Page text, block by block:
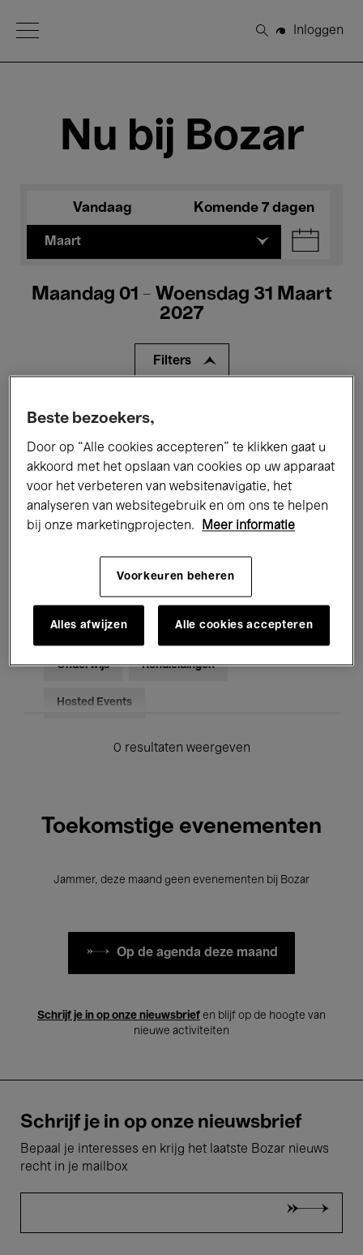
Open Menu
Zoeken
Inloggen
Nu bij Bozar
Vandaag Komende 7 dagen
Maart
Maandag 01 - Woensdag 31 Maart
2027
Filters
Alle evenementen
Tentoonstellingen Films
Performances Lezingen & Debatten
Jazz Klassieke Muziek Global Music
Voor iedereen Kids’ Palace
Onderwijs Rondleidingen
Hosted Events
0 resultaten weergeven
Toekomstige evenementen
Jammer, deze maand geen evenementen bij Bozar
Op de agenda deze maand
Schrijf je in op onze nieuwsbrief en blijf op de hoogte van
nieuwe activiteiten
Schrijf je in op onze nieuwsbrief
Bepaal je interesses en krijg het laatste Bozar nieuws
recht in je mailbox
Beste bezoekers,
Door op “Alle cookies accepteren” te klikken gaat u
akkoord met het opslaan van cookies op uw apparaat
voor het verbeteren van websitenavigatie, het
analyseren van websitegebruik en om ons te helpen
bij onze marketingprojecten.
Meer informatie
Voorkeuren beheren
Alles afwijzen Alle cookies accepteren